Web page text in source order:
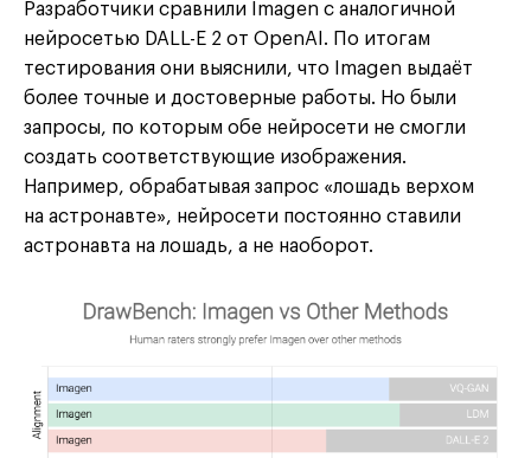
Разработчики сравнили Imagen с аналогичной
нейросетью DALL-E 2 от OpenAI. По итогам
тестирования они выяснили, что Imagen выдаёт
более точные и достоверные работы. Но были
запросы, по которым обе нейросети не смогли
создать соответствующие изображения.
Например, обрабатывая запрос «лошадь верхом
на астронавте», нейросети постоянно ставили
астронавта на лошадь, а не наоборот.